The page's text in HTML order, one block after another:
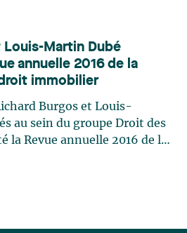
avait pour objectif de
afin d’aider les
à cerner les tendances
avoir un impact sur leurs
qu’ils donnent à leurs
Louis-Martin Dubé
annuelle 2016 de la
immobilier
Burgos et Louis-
au sein du groupe Droit des
la Revue annuelle 2016 de la
dans le cadre d’un déjeuner-
l’Association du Barreau